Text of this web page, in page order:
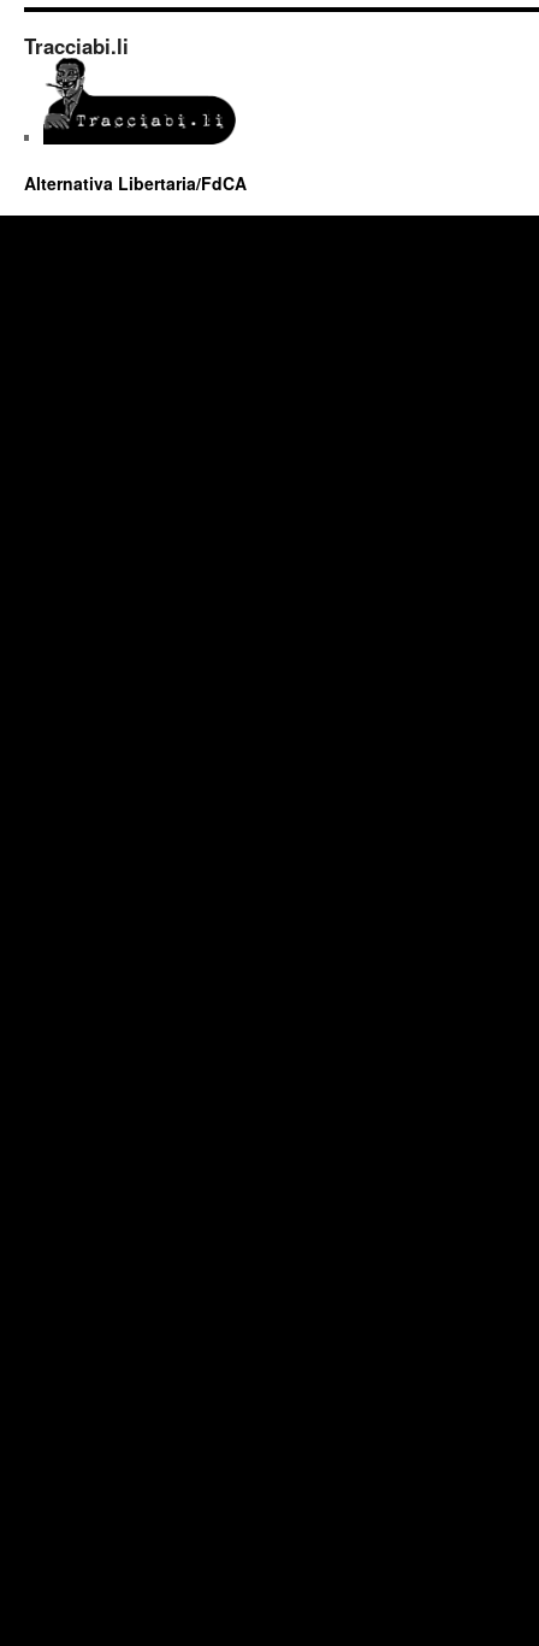
Tracciabi.li
Alternativa Libertaria/FdCA